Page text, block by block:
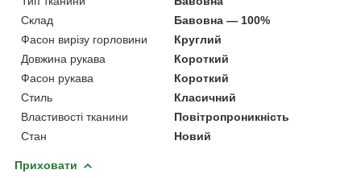
Склад
Бавовна — 100%
Фасон вирізу горловини
Круглий
Довжина рукава
Короткий
Фасон рукава
Короткий
Стиль
Класичний
Властивості тканини
Повітропроникність
Стан
Новий
Приховати